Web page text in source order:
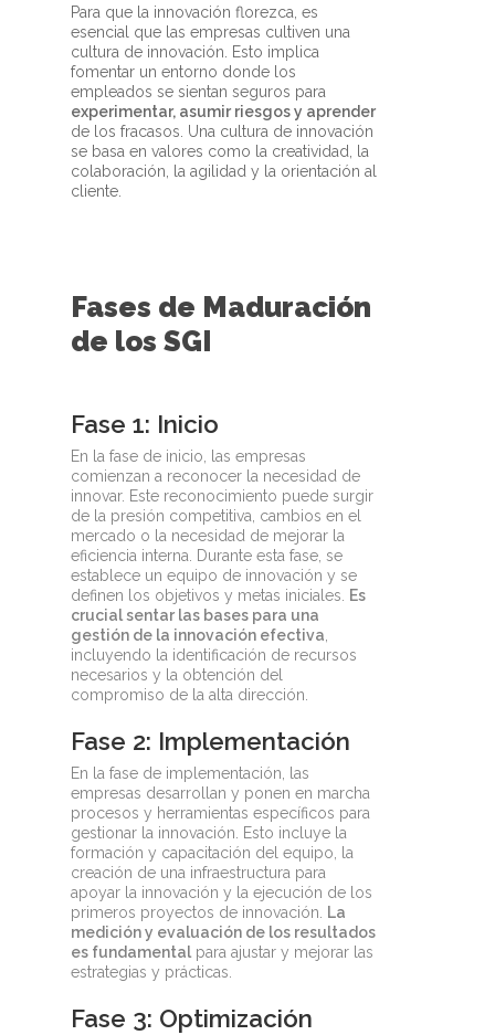
Para que la innovación florezca, es
esencial que las empresas cultiven una
cultura de innovación. Esto implica
fomentar un entorno donde los
empleados se sientan seguros para
experimentar, asumir riesgos y aprender
de los fracasos. Una cultura de innovación
se basa en valores como la creatividad, la
colaboración, la agilidad y la orientación al
cliente.
Fases de Maduración
de los SGI
Fase 1: Inicio
En la fase de inicio, las empresas
comienzan a reconocer la necesidad de
innovar. Este reconocimiento puede surgir
de la presión competitiva, cambios en el
mercado o la necesidad de mejorar la
eficiencia interna. Durante esta fase, se
establece un equipo de innovación y se
definen los objetivos y metas iniciales.
Es
crucial sentar las bases para una
gestión de la innovación efectiva
incluyendo la identificación de recursos
necesarios y la obtención del
compromiso de la alta dirección.
Fase 2: Implementación
En la fase de implementación, las
empresas desarrollan y ponen en marcha
procesos y herramientas específicos para
gestionar la innovación. Esto incluye la
formación y capacitación del equipo, la
creación de una infraestructura para
apoyar la innovación y la ejecución de los
primeros proyectos de innovación.
La
medición y evaluación de los resultados
es fundamental para ajustar y mejorar las
estrategias y prácticas.
Fase 3: Optimización